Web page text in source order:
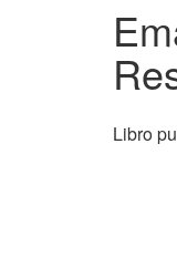
Libro